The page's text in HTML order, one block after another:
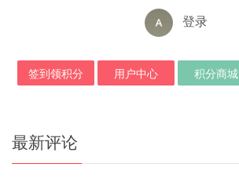
登录
签到领积分 用户中心 积分商城
最新评论